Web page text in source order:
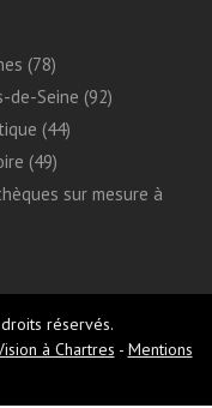
(78)
de-Seine (92)
(44)
(49)
sur mesure à
réservés.
à Chartres - Mentions